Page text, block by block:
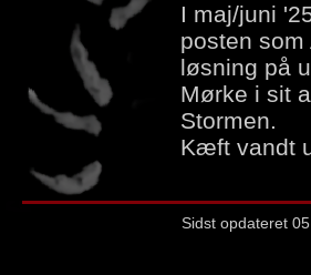
I maj/juni
posten som
løsning på
Mørke i sit
Stormen.
Kæft vandt
Sidst opdateret 05.